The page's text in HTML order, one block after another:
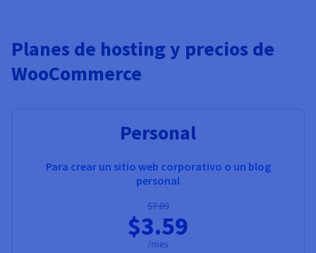
Planes de hosting y precios de
WooCommerce
Personal
Para crear un sitio web corporativo o un blog
personal
$7.09
$3.59
/mes